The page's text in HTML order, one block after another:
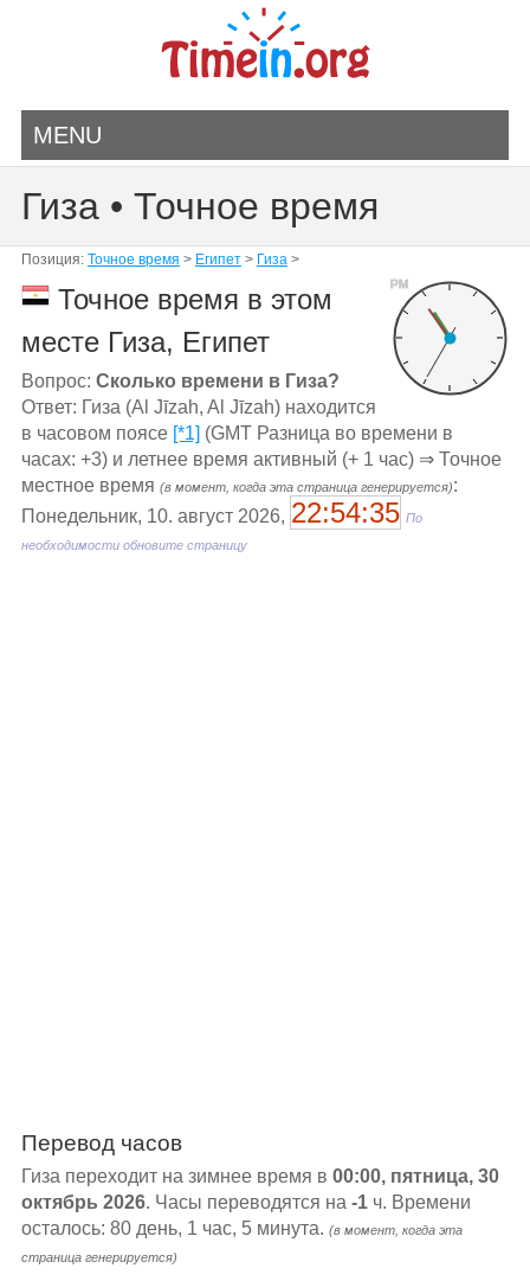
MENU
Гиза • Точное время
Позиция: Точное время > Египет> Гиза>
PM
Точное время в этом
месте Гиза, Египет
Вопрос: Сколько времени в Гиза?
Ответ: Гиза (Al Jīzah, Al Jīzah) находится
в часовом поясе [*1] (GMT Разница во времени в
часах: +3) и летнее время активный (+ 1 час) ⇒ Точное
местное время (в момент, когда эта страница генерируется):
Понедельник, 10. август 2026, 22:54:35 По
необходимости обновите страницу
Перевод часов
Гиза переходит на зимнее время в 00:00, пятница, 30
октябрь 2026. Часы переводятся на -1ч. Времени
осталось: 80 день, 1 час, 5 минута. (в момент, когда эта
страница генерируется)